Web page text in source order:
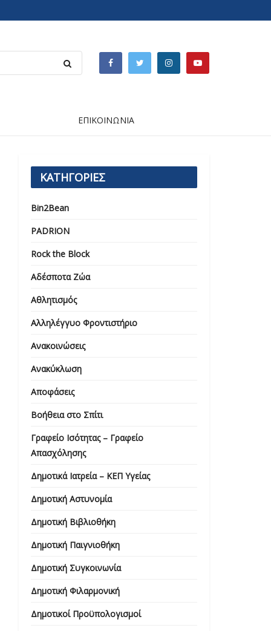
ΕΠΙΚΟΙΝΩΝΙΑ
ΚΑΤΗΓΟΡΙΕΣ
Bin2Bean
PADRION
Rock the Block
Αδέσποτα Ζώα
Αθλητισμός
Αλληλέγγυο Φροντιστήριο
Ανακοινώσεις
Ανακύκλωση
Αποφάσεις
Βοήθεια στο Σπίτι
Γραφείο Ισότητας – Γραφείο
Απασχόλησης
Δημοτικά Ιατρεία – ΚΕΠ Υγείας
Δημοτική Αστυνομία
Δημοτική Βιβλιοθήκη
Δημοτική Παιγνιοθήκη
Δημοτική Συγκοινωνία
Δημοτική Φιλαρμονική
Δημοτικοί Προϋπολογισμοί